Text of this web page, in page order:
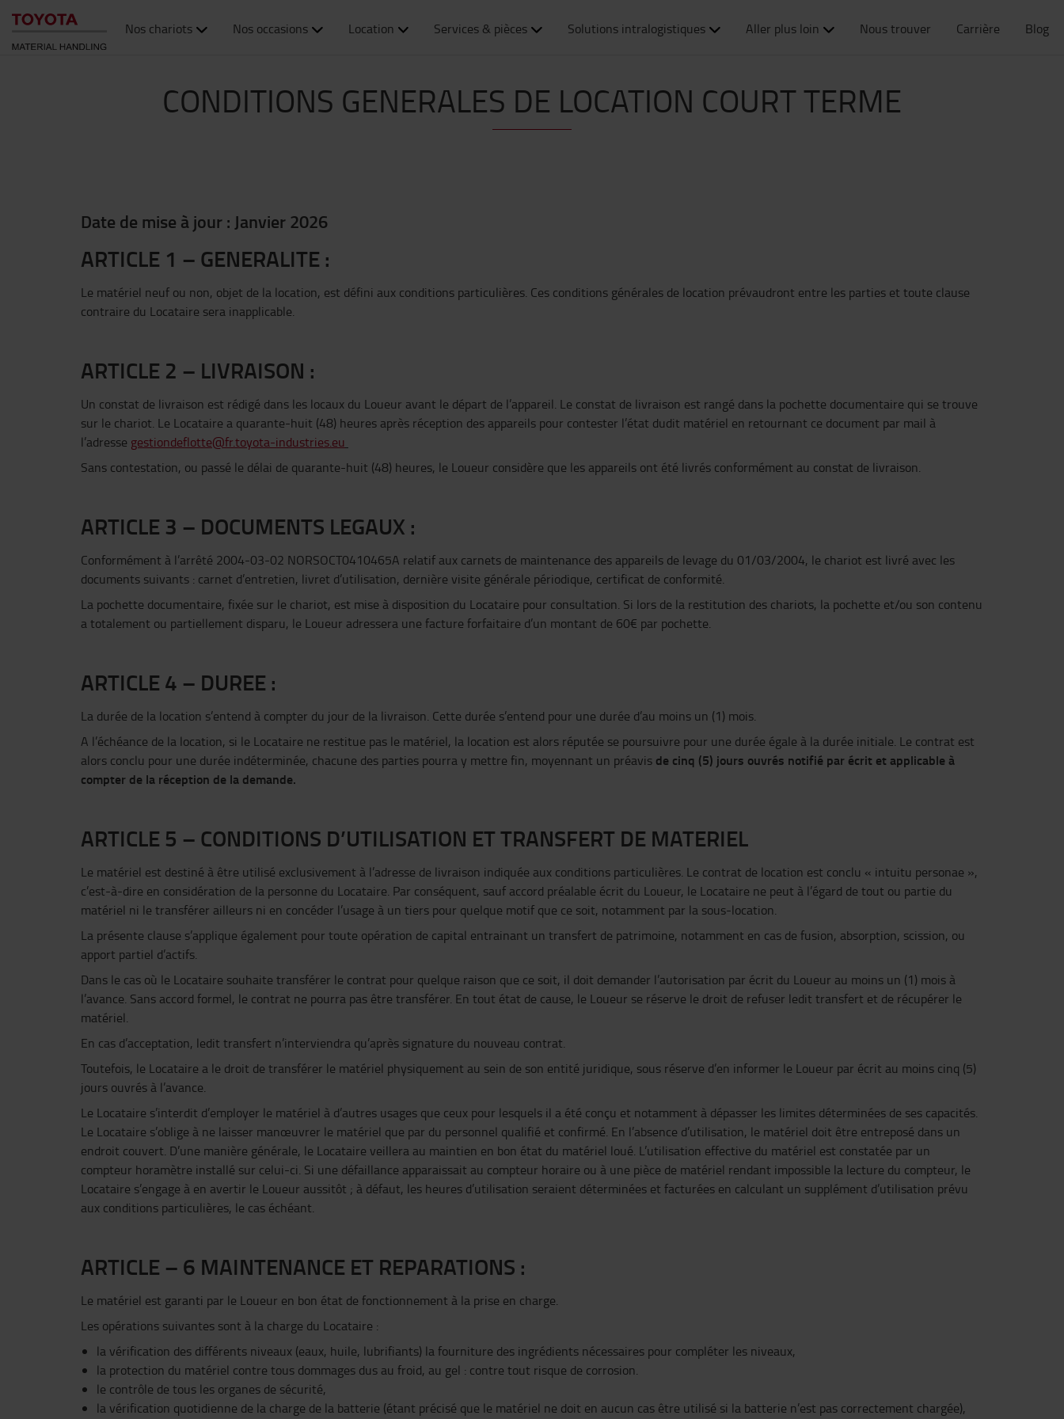
Nos chariots Nos occasions Location Services & pièces Solutions intralogistiques Aller plus loin Nous trouver Carrière Blog
CONDITIONS GENERALES DE LOCATION COURT TERME
Date de mise à jour : Janvier 2026
ARTICLE 1 – GENERALITE :
Le matériel neuf ou non, objet de la location, est défini aux conditions particulières. Ces conditions générales de location prévaudront entre les parties et toute clause
contraire du Locataire sera inapplicable.
ARTICLE 2 – LIVRAISON :
Un constat de livraison est rédigé dans les locaux du Loueur avant le départ de l’appareil. Le constat de livraison est rangé dans la pochette documentaire qui se trouve
sur le chariot. Le Locataire a quarante-huit (48) heures après réception des appareils pour contester l’état dudit matériel en retournant ce document par mail à
l’adresse gestiondeflotte@fr.toyota-industries.eu
Sans contestation, ou passé le délai de quarante-huit (48) heures, le Loueur considère que les appareils ont été livrés conformément au constat de livraison.
ARTICLE 3 – DOCUMENTS LEGAUX :
Conformément à l’arrêté 2004-03-02 NORSOCT0410465A relatif aux carnets de maintenance des appareils de levage du 01/03/2004, le chariot est livré avec les
documents suivants : carnet d’entretien, livret d’utilisation, dernière visite générale périodique, certificat de conformité.
La pochette documentaire, fixée sur le chariot, est mise à disposition du Locataire pour consultation. Si lors de la restitution des chariots, la pochette et/ou son contenu
a totalement ou partiellement disparu, le Loueur adressera une facture forfaitaire d’un montant de 60€ par pochette.
ARTICLE 4 – DUREE :
La durée de la location s’entend à compter du jour de la livraison. Cette durée s’entend pour une durée d’au moins un (1) mois.
A l’échéance de la location, si le Locataire ne restitue pas le matériel, la location est alors réputée se poursuivre pour une durée égale à la durée initiale. Le contrat est
alors conclu pour une durée indéterminée, chacune des parties pourra y mettre fin, moyennant un préavis de cinq (5) jours ouvrés notifié par écrit et applicable à
compter de la réception de la demande.
ARTICLE 5 – CONDITIONS D’UTILISATION ET TRANSFERT DE MATERIEL
Le matériel est destiné à être utilisé exclusivement à l’adresse de livraison indiquée aux conditions particulières. Le contrat de location est conclu « intuitu personae »,
c’est-à-dire en considération de la personne du Locataire. Par conséquent, sauf accord préalable écrit du Loueur, le Locataire ne peut à l’égard de tout ou partie du
matériel ni le transférer ailleurs ni en concéder l’usage à un tiers pour quelque motif que ce soit, notamment par la sous-location.
La présente clause s’applique également pour toute opération de capital entrainant un transfert de patrimoine, notamment en cas de fusion, absorption, scission, ou
apport partiel d’actifs.
Dans le cas où le Locataire souhaite transférer le contrat pour quelque raison que ce soit, il doit demander l’autorisation par écrit du Loueur au moins un (1) mois à
l’avance. Sans accord formel, le contrat ne pourra pas être transférer. En tout état de cause, le Loueur se réserve le droit de refuser ledit transfert et de récupérer le
matériel.
En cas d’acceptation, ledit transfert n’interviendra qu’après signature du nouveau contrat.
Toutefois, le Locataire a le droit de transférer le matériel physiquement au sein de son entité juridique, sous réserve d’en informer le Loueur par écrit au moins cinq (5)
jours ouvrés à l’avance.
Le Locataire s’interdit d’employer le matériel à d’autres usages que ceux pour lesquels il a été conçu et notamment à dépasser les limites déterminées de ses capacités.
Le Locataire s’oblige à ne laisser manœuvrer le matériel que par du personnel qualifié et confirmé. En l’absence d’utilisation, le matériel doit être entreposé dans un
endroit couvert. D’une manière générale, le Locataire veillera au maintien en bon état du matériel loué. L’utilisation effective du matériel est constatée par un
compteur horamètre installé sur celui-ci. Si une défaillance apparaissait au compteur horaire ou à une pièce de matériel rendant impossible la lecture du compteur, le
Locataire s’engage à en avertir le Loueur aussitôt ; à défaut, les heures d’utilisation seraient déterminées et facturées en calculant un supplément d’utilisation prévu
aux conditions particulières, le cas échéant.
ARTICLE – 6 MAINTENANCE ET REPARATIONS :
Le matériel est garanti par le Loueur en bon état de fonctionnement à la prise en charge.
Les opérations suivantes sont à la charge du Locataire :
la vérification des différents niveaux (eaux, huile, lubrifiants) la fourniture des ingrédients nécessaires pour compléter les niveaux,
la protection du matériel contre tous dommages dus au froid, au gel : contre tout risque de corrosion.
le contrôle de tous les organes de sécurité,
la vérification quotidienne de la charge de la batterie (étant précisé que le matériel ne doit en aucun cas être utilisé si la batterie n’est pas correctement chargée),